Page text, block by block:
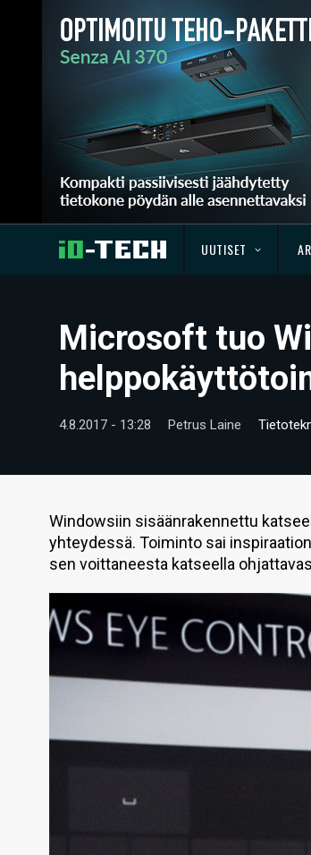
UUTISET
Microsoft tuo
4.8.2017 - 13:28 Petrus Laine
Windowsiin sisäänrakennettu
yhteydessä. Toiminto sai
sen voittaneesta katseella